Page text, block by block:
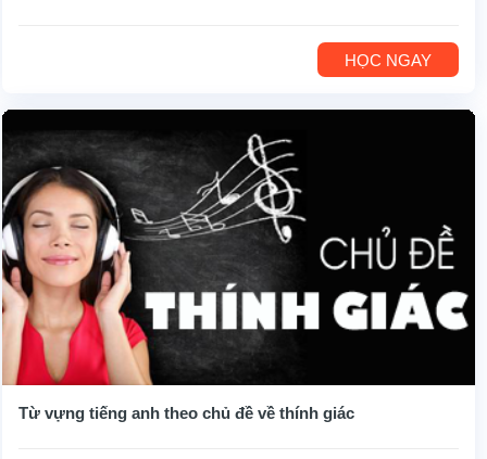
HỌC NGAY
Từ vựng tiếng anh theo chủ đề về thính giác